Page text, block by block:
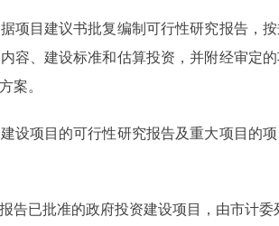
建议书批复编制可行性研究报告，按
容、建设标准和估算投资，并附经审定
案。
目的可行性研究报告及重大项目的项
批准的政府投资建设项目，由市计委